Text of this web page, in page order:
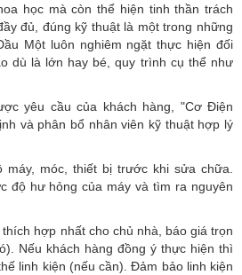
học mà còn thể hiện tinh thần trách
đủ, đúng kỹ thuật là một trong những
Một luôn nghiêm ngặt thực hiện đối
dù là lớn hay bé, quy trình cụ thể như
yêu cầu của khách hàng, "Cơ Điện
và phân bổ nhân viên kỹ thuật hợp lý
máy, móc, thiết bị trước khi sửa chữa.
độ hư hỏng của máy và tìm ra nguyên
hợp nhất cho chủ nhà, báo giá trọn
Nếu khách hàng đồng ý thực hiện thì
linh kiện (nếu cần). Đảm bảo linh kiện